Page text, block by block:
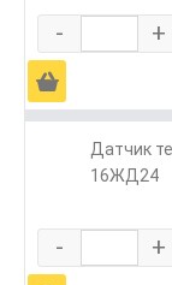
- +
Ä
Датчик
16ЖД24
- +